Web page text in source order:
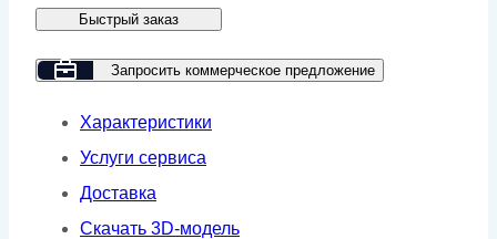
GMP
LF-
Быстрый заказ
Запросить коммерческое предложение
Характеристики
Услуги сервиса
Доставка
Скачать 3D-модель